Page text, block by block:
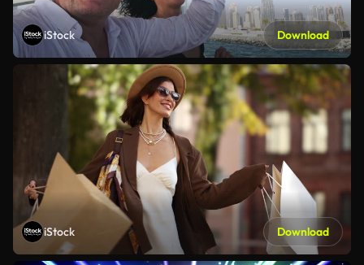
iStock Download
iStock Download